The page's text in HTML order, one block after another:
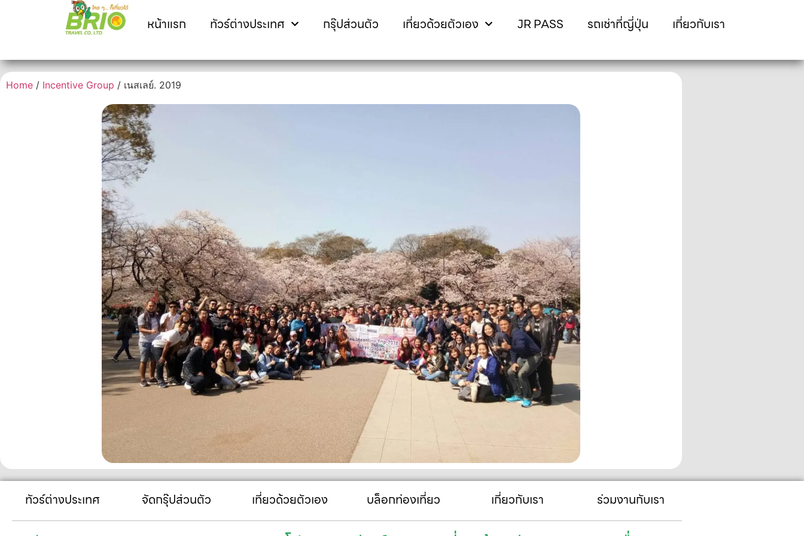
หน้าแรก ทัวร์ต่างประเทศ กรุ๊ปส่วนตัว เที่ยวด้วยตัวเอง JR PASS รถเช่าที่ญี่ปุ่น เกี่ยวกับเรา
Home / Incentive Group / เนสเลย์. 2019
ทัวร์ต่างประเทศ จัดกรุ๊ปส่วนตัว เที่ยวด้วยตัวเอง บล็อกท่องเที่ยว เกี่ยวกับเรา ร่วมงานกับเรา